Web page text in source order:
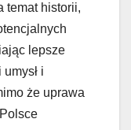
temat historii,
lepsze
i
że uprawa